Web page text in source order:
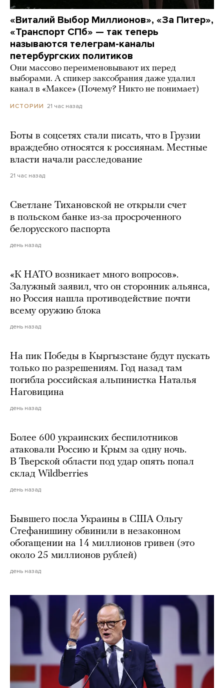
«Виталий Выбор Миллионов», «За Питер»,
«Транспорт СПб» — так теперь
называются телеграм-каналы
петербургских политиков
Они массово переименовывают их перед
выборами. А спикер заксобрания даже удалил
канал в «Максе» (Почему? Никто не понимает)
ИСТОРИИ 21 час назад
Боты в соцсетях стали писать, что в Грузии
враждебно относятся к россиянам. Местные
власти начали расследование
21 час назад
Светлане Тихановской не открыли счет
в польском банке из-за просроченного
белорусского паспорта
день назад
«К НАТО возникает много вопросов».
Залужный заявил, что он сторонник альянса,
но Россия нашла противодействие почти
всему оружию блока
день назад
На пик Победы в Кыргызстане будут пускать
только по разрешениям. Год назад там
погибла российская альпинистка Наталья
Наговицина
день назад
Более 600 украинских беспилотников
атаковали Россию и Крым за одну ночь.
В Тверской области под удар опять попал
склад Wildberries
день назад
Бывшего посла Украины в США Ольгу
Стефанишину обвинили в незаконном
обогащении на 14 миллионов гривен (это
около 25 миллионов рублей)
день назад